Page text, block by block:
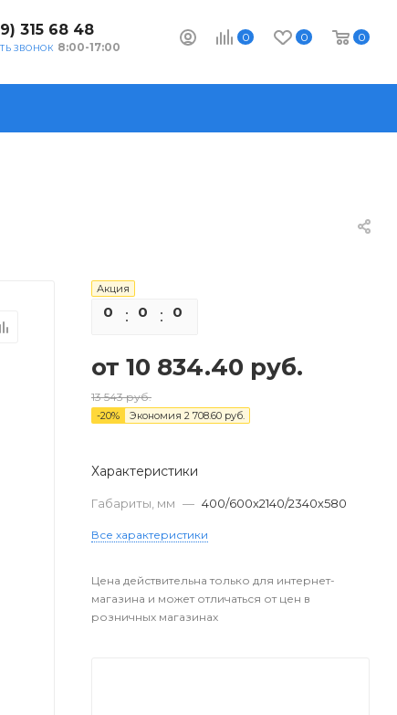
0 0 0
315 68 48
ЗВОНОК 8:00-17:00
Акция
0 0 0
от 10 834.40 руб.
13 543 руб.
-20% Экономия 2 708.60 руб.
Характеристики
Габариты, мм — 400/600х2140/2340х580
Все характеристики
Цена действительна только для интернет-
магазина и может отличаться от цен в
розничных магазинах